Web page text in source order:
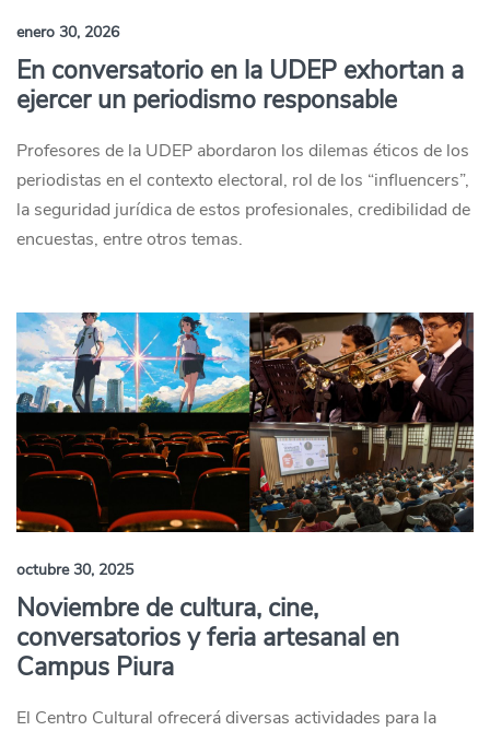
enero 30, 2026
En conversatorio en la UDEP exhortan a
ejercer un periodismo responsable
Profesores de la UDEP abordaron los dilemas éticos de los
periodistas en el contexto electoral, rol de los “influencers”,
la seguridad jurídica de estos profesionales, credibilidad de
encuestas, entre otros temas.
octubre 30, 2025
Noviembre de cultura, cine,
conversatorios y feria artesanal en
Campus Piura
El Centro Cultural ofrecerá diversas actividades para la